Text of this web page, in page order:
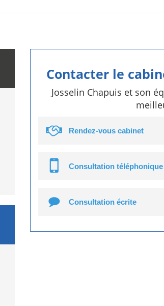
Contacter le
Josselin Chapuis et son
Rendez-vous cabinet
Consultation téléphonique
Consultation écrite